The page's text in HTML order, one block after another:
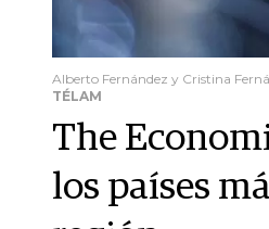
Alberto Fernández y Cristina
TÉLAM
The
los países